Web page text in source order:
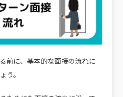
前に、基本的な面接の流れに
う。